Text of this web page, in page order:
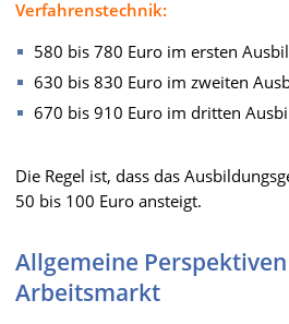
Verfahrenstechnik:
580 bis 780 Euro im ersten
630 bis 830 Euro im zweiten
670 bis 910 Euro im dritten
Die Regel ist, dass das
50 bis 100 Euro ansteigt.
Allgemeine
Arbeitsmarkt